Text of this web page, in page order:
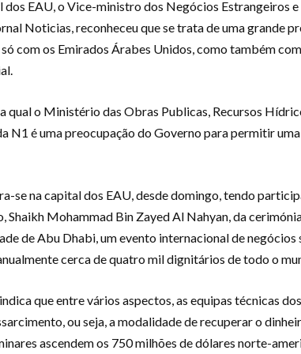
dos EAU, o Vice-ministro dos Negócios Estrangeiros
Noticias, reconheceu que se trata de uma grande
com os Emirados Árabes Unidos, como também
qual o Ministério das Obras Publicas, Recursos
N1 é uma preocupação do Governo para permitir
se na capital dos EAU, desde domingo, tendo
Shaikh Mohammad Bin Zayed Al Nahyan, da
de Abu Dhabi, um evento internacional de
cerca de quatro mil dignitários de todo o
indica que entre vários aspectos, as equipas técnicas
ou seja, a modalidade de recuperar o
ascendem os 750 milhões de dólares norte-